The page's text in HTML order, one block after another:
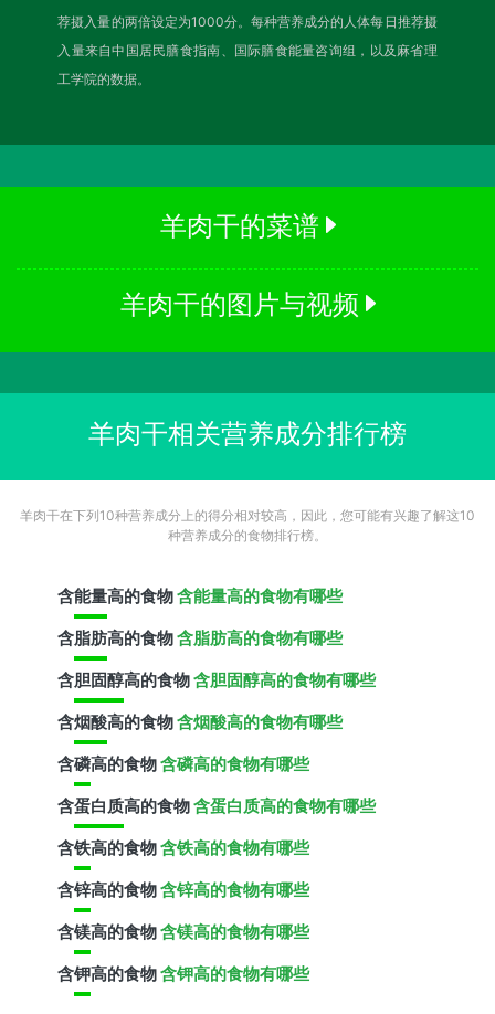
荐摄入量的两倍设定为1000分。每种营养成分的人体每日推荐摄
入量来自中国居民膳食指南、国际膳食能量咨询组，以及麻省理
工学院的数据。
羊肉干的菜谱
羊肉干的图片与视频
羊肉干相关营养成分排行榜
羊肉干在下列10种营养成分上的得分相对较高，因此，您可能有兴趣了解这10
种营养成分的食物排行榜。
含能量高的食物含能量高的食物有哪些
含脂肪高的食物含脂肪高的食物有哪些
含胆固醇高的食物含胆固醇高的食物有哪些
含烟酸高的食物含烟酸高的食物有哪些
含磷高的食物含磷高的食物有哪些
含蛋白质高的食物含蛋白质高的食物有哪些
含铁高的食物含铁高的食物有哪些
含锌高的食物含锌高的食物有哪些
含镁高的食物含镁高的食物有哪些
含钾高的食物含钾高的食物有哪些